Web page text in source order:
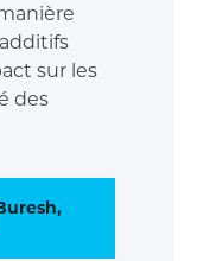
sur les
des